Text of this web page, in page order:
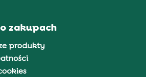
zakupach
produkty